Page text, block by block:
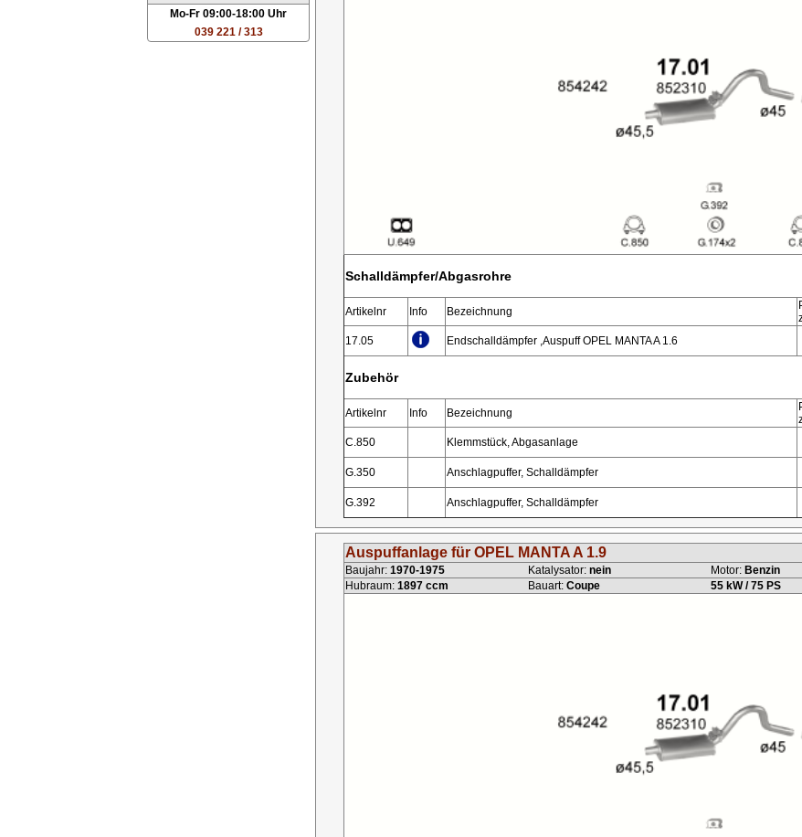
Mo-Fr 09:00-18:00 Uhr
039 221 / 313
Schalldämpfer/Abgasrohre
Artikelnr Info Bezeichnung
17.05 Endschalldämpfer ,Auspuff OPEL MANTA A 1.6
Zubehör
Artikelnr Info Bezeichnung
C.850 Klemmstück, Abgasanlage
G.350 Anschlagpuffer, Schalldämpfer
G.392 Anschlagpuffer, Schalldämpfer
Auspuffanlage für OPEL MANTA A 1.9
Baujahr: 1970-1975 Katalysator: nein Motor: Benzin
Hubraum: 1897 ccm Bauart: Coupe 55 kW / 75 PS